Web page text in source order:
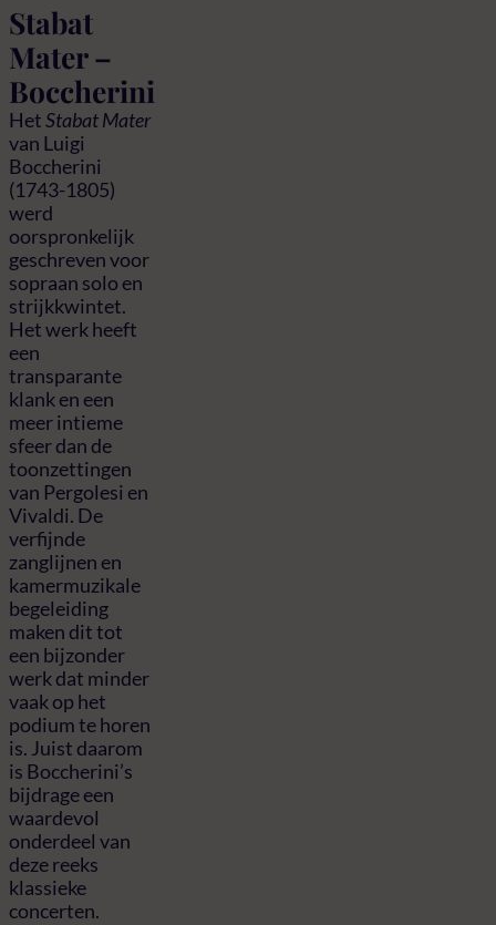
Stabat
Mater –
Boccherini
HetStabat Mater
van Luigi
Boccherini
(1743-1805)
werd
oorspronkelijk
geschreven voor
sopraan solo en
strijkkwintet.
Het werk heeft
een
transparante
klank en een
meer intieme
sfeer dan de
toonzettingen
van Pergolesi en
Vivaldi. De
verfijnde
zanglijnen en
kamermuzikale
begeleiding
maken dit tot
een bijzonder
werk dat minder
vaak op het
podium te horen
is. Juist daarom
is Boccherini’s
bijdrage een
waardevol
onderdeel van
deze reeks
klassieke
concerten.